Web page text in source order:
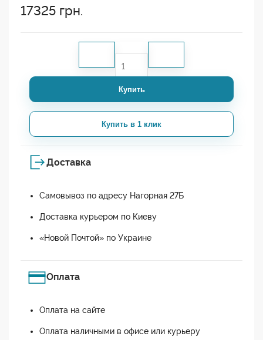
17325 грн.
Купить
Купить в 1 клик
Доставка
Самовывоз по адресу Нагорная 27Б
Доставка курьером по Киеву
«Новой Почтой» по Украине
Оплата
Оплата на сайте
Оплата наличными в офисе или курьеру